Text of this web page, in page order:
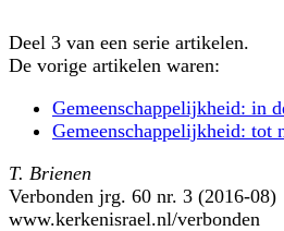
Deel 3 van een serie artikelen.
De vorige artikelen waren:
Gemeenschappelijkheid: in
Gemeenschappelijkheid: tot
T. Brienen
Verbonden jrg. 60 nr. 3 (2016-08)
www.kerkenisrael.nl/verbonden